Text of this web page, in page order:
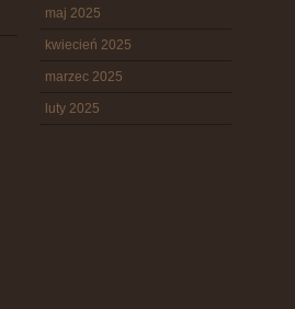
maj 2025
kwiecień 2025
marzec 2025
luty 2025